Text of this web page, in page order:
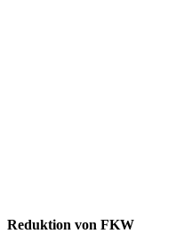
Reduktion von FKW